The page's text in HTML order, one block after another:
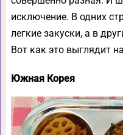
исключение. В одних
легкие закуски, а в
Вот как это выглядит
Южная Корея